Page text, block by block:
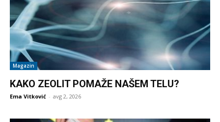
Magazin
KAKO ZEOLIT POMAŽE NAŠEM TELU?
Ema Vitković - avg 2, 2026